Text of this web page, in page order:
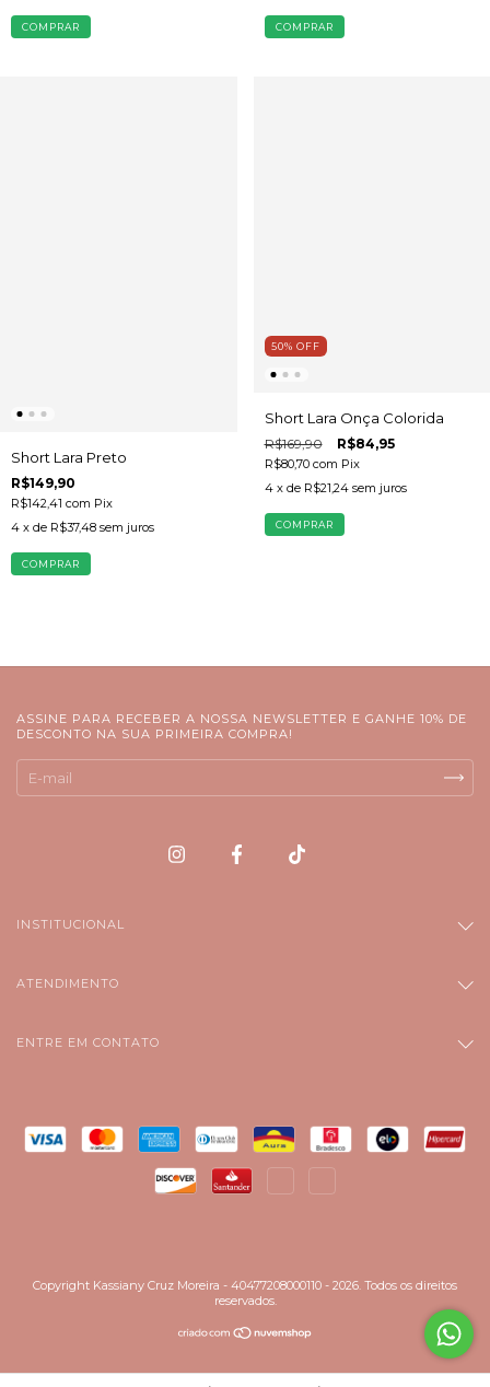
COMPRAR COMPRAR
Short Lara Preto
R$149,90
R$142,41 com Pix
4 x de R$37,48 sem juros
COMPRAR
50% OFF
Short Lara Onça Colorida
R$169,90 R$84,95
R$80,70 com Pix
4 x de R$21,24 sem juros
COMPRAR
ASSINE PARA RECEBER A NOSSA NEWSLETTER E GANHE 10% DE
DESCONTO NA SUA PRIMEIRA COMPRA!
INSTITUCIONAL
ATENDIMENTO
ENTRE EM CONTATO
Copyright Kassiany Cruz Moreira - 40477208000110 - 2026. Todos os direitos
reservados.